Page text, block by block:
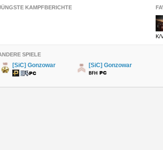
KAMPFBERICHTE
K/
SPIELE
[SiC] Gonzowar [SiC] Gonzowar